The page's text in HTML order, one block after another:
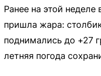
Ранее на этой
пришла жара:
поднимались до +27
летняя погода